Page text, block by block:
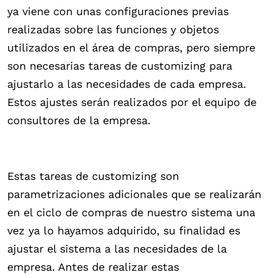
ya viene con unas configuraciones previas
realizadas sobre las funciones y objetos
utilizados en el área de compras, pero siempre
son necesarias tareas de customizing para
ajustarlo a las necesidades de cada empresa.
Estos ajustes serán realizados por el equipo de
consultores de la empresa.
Estas tareas de customizing son
parametrizaciones adicionales que se realizarán
en el ciclo de compras de nuestro sistema una
vez ya lo hayamos adquirido, su finalidad es
ajustar el sistema a las necesidades de la
empresa. Antes de realizar estas